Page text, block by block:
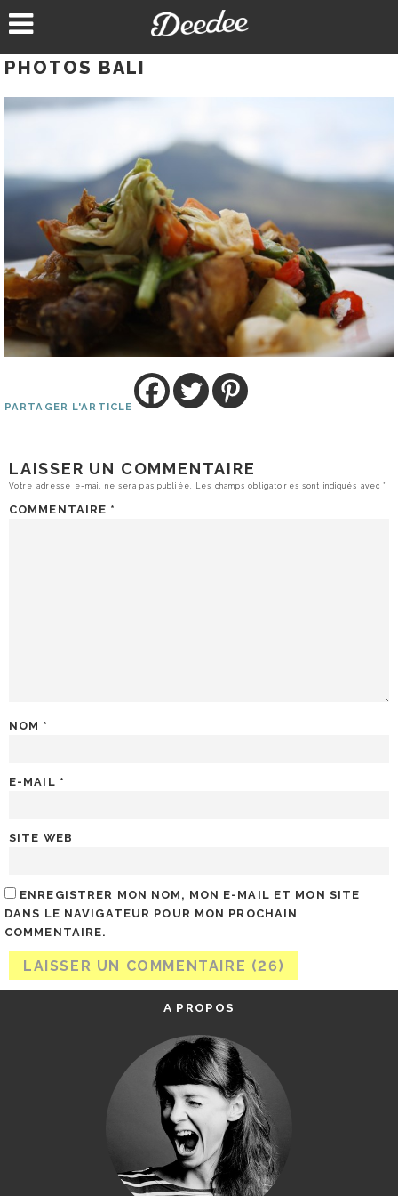
au
PHOTOS BALI
PARTAGER L'ARTICLE
LAISSER UN COMMENTAIRE
Votre adresse e-mail ne sera pas publiée. Les champs obligatoires sont indiqués avec*
COMMENTAIRE *
NOM *
E-MAIL *
SITE WEB
ENREGISTRER MON NOM, MON E-MAIL ET MON SITE
DANS LE NAVIGATEUR POUR MON PROCHAIN
COMMENTAIRE.
A PROPOS